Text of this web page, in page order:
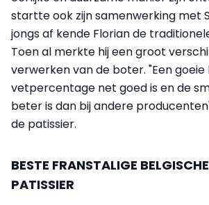
startte ook zijn samenwerking met
jongs af kende Florian de
Toen al merkte hij een groot
verwerken van de boter. "Een
vetpercentage net goed is en de
beter is dan bij andere
de patissier.
BESTE FRANSTALIGE
PATISSIER